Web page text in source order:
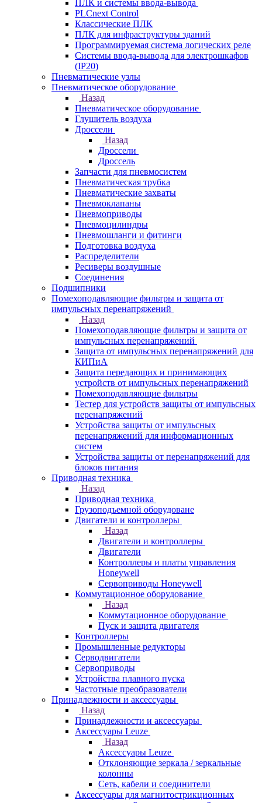
ПЛК и системы ввода-вывода
PLCnext Control
Классические ПЛК
ПЛК для инфраструктуры зданий
Программируемая система логических реле
Системы ввода-вывода для электрошкафов
(IP20)
Пневматические узлы
Пневматическое оборудование
Назад
Пневматическое оборудование
Глушитель воздуха
Дроссели
Назад
Дроссели
Дроссель
Запчасти для пневмосистем
Пневматическая трубка
Пневматические захваты
Пневмоклапаны
Пневмоприводы
Пневмоцилиндры
Пневмошланги и фитинги
Подготовка воздуха
Распределители
Ресиверы воздушные
Соединения
Подшипники
Помехоподавляющие фильтры и защита от
импульсных перенапряжений
Назад
Помехоподавляющие фильтры и защита от
импульсных перенапряжений
Защита от импульсных перенапряжений для
КИПиА
Защита передающих и принимающих
устройств от импульсных перенапряжений
Помехоподавляющие фильтры
Тестер для устройств защиты от импульсных
перенапряжений
Устройства защиты от импульсных
перенапряжений для информационных
систем
Устройства защиты от перенапряжений для
блоков питания
Приводная техника
Назад
Приводная техника
Грузоподъемной оборудоване
Двигатели и контроллеры
Назад
Двигатели и контроллеры
Двигатели
Контроллеры и платы управления
Honeywell
Сервоприводы Honeywell
Коммутационное оборудование
Назад
Коммутационное оборудование
Пуск и защита двигателя
Контроллеры
Промышленные редукторы
Серводвигатели
Сервоприводы
Устройства плавного пуска
Частотные преобразователи
Принадлежности и аксессуары
Назад
Принадлежности и аксессуары
Аксессуары Leuze
Назад
Аксессуары Leuze
Отклоняющие зеркала / зеркальные
колонны
Сеть, кабели и соединители
Аксессуары для магнитострикционных